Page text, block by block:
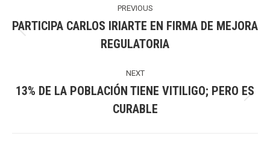
PREVIOUS
post:
PARTICIPA CARLOS IRIARTE EN FIRMA DE MEJORA
REGULATORIA
NEXT
post:
13% DE LA POBLACIÓN TIENE VITILIGO; PERO ES
CURABLE